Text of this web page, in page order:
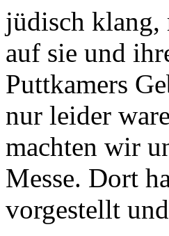
jüdisch klang,
auf sie und
Puttkamers
nur leider
machten wir
Messe. Dort
vorgestellt